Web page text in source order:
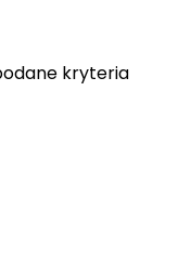
kryteria